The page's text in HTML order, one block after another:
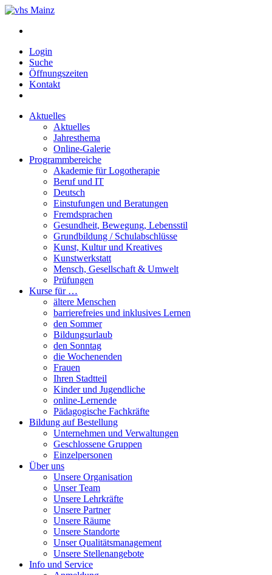
Login
Suche
Öffnungszeiten
Kontakt
Aktuelles
Aktuelles
Jahresthema
Online-Galerie
Programmbereiche
Akademie für Logotherapie
Beruf und IT
Deutsch
Einstufungen und Beratungen
Fremdsprachen
Gesundheit, Bewegung, Lebensstil
Grundbildung / Schulabschlüsse
Kunst, Kultur und Kreatives
Kunstwerkstatt
Mensch, Gesellschaft & Umwelt
Prüfungen
Kurse für …
ältere Menschen
barrierefreies und inklusives Lernen
den Sommer
Bildungsurlaub
den Sonntag
die Wochenenden
Frauen
Ihren Stadtteil
Kinder und Jugendliche
online-Lernende
Pädagogische Fachkräfte
Bildung auf Bestellung
Unternehmen und Verwaltungen
Geschlossene Gruppen
Einzelpersonen
Über uns
Unsere Organisation
Unser Team
Unsere Lehrkräfte
Unsere Partner
Unsere Räume
Unsere Standorte
Unser Qualitätsmanagement
Unsere Stellenangebote
Info und Service